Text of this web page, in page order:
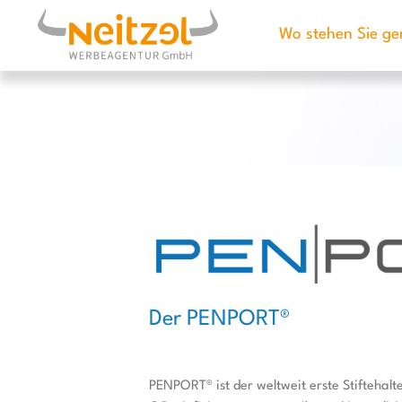
Wo stehen Sie
Der PENPORT®
PENPORT® ist der weltweit erste